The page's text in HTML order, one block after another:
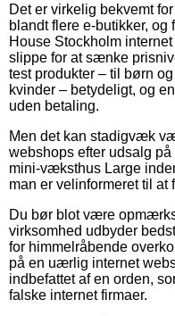
Det er virkelig bekvemt
blandt flere e-butikker,
House Stockholm
slippe for at sænke
test produkter – til børn
kvinder – betydeligt, og
uden betaling.
Men det kan stadigvæk
webshops efter udsalg
mini-væksthus Large
man er velinformeret til at
Du bør blot være
virksomhed udbyder
for himmelråbende
på en uærlig internet
indbefattet af en orden,
falske internet firmaer.